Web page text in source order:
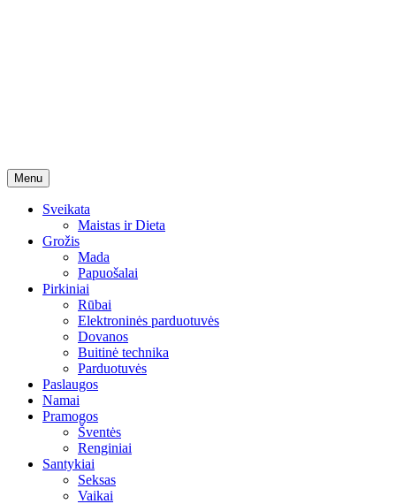
Menu Skip
to
content
Sveikata
Maistas ir Dieta
Grožis
Mada
Papuošalai
Pirkiniai
Rūbai
Elektroninės parduotuvės
Dovanos
Buitinė technika
Parduotuvės
Paslaugos
Namai
Pramogos
Šventės
Renginiai
Santykiai
Seksas
Vaikai